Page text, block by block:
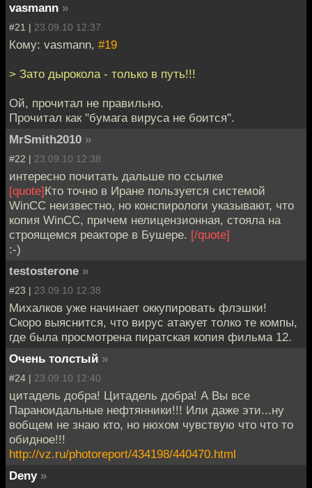
vasmann »
#21 | 23.09.10 12:37
Кому: vasmann, #19
> Зато дырокола - только в путь!!!
Ой, прочитал не правильно.
Прочитал как "бумага вируса не боится".
MrSmith2010 »
#22 | 23.09.10 12:38
интересно почитать дальше по ссылке
[quote]Кто точно в Иране пользуется системой
WinCC неизвестно, но конспирологи указывают, что
копия WinCC, причем нелицензионная, стояла на
строящемся реакторе в Бушере. [/quote]
:-)
testosterone »
#23 | 23.09.10 12:38
Михалков уже начинает оккупировать флэшки!
Скоро выяснится, что вирус атакует толко те компы,
где была просмотрена пиратская копия фильма 12.
Очень толстый »
#24 | 23.09.10 12:40
цитадель добра! Цитадель добра! А Вы все
Параноидальные нефтянники!!! Или даже эти...ну
вобщем не знаю кто, но нюхом чувствую что что то
обидное!!!
http://vz.ru/photoreport/434198/440470.html
Deny »